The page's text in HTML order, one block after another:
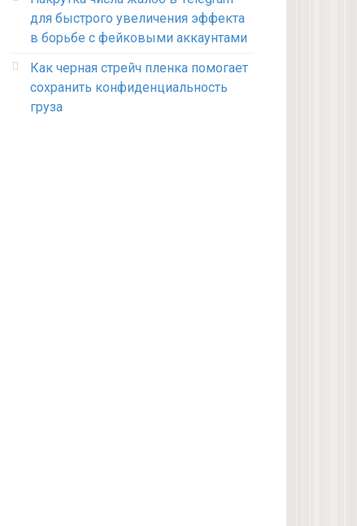
для быстрого увеличения эффекта
в борьбе с фейковыми аккаунтами
Как черная стрейч пленка помогает
сохранить конфиденциальность
груза